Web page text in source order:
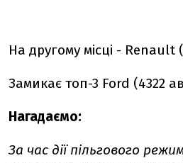
На другому місці - Renault
Замикає топ-3 Ford (4322
Нагадаємо:
За час дії пільгового